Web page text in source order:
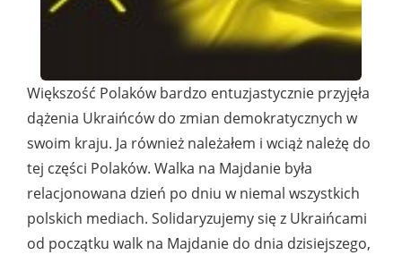
Większość Polaków bardzo entuzjastycznie przyjęła
dążenia Ukraińców do zmian demokratycznych w
swoim kraju. Ja również należałem i wciąż należę do
tej części Polaków. Walka na Majdanie była
relacjonowana dzień po dniu w niemal wszystkich
polskich mediach. Solidaryzujemy się z Ukraińcami
od początku walk na Majdanie do dnia dzisiejszego,